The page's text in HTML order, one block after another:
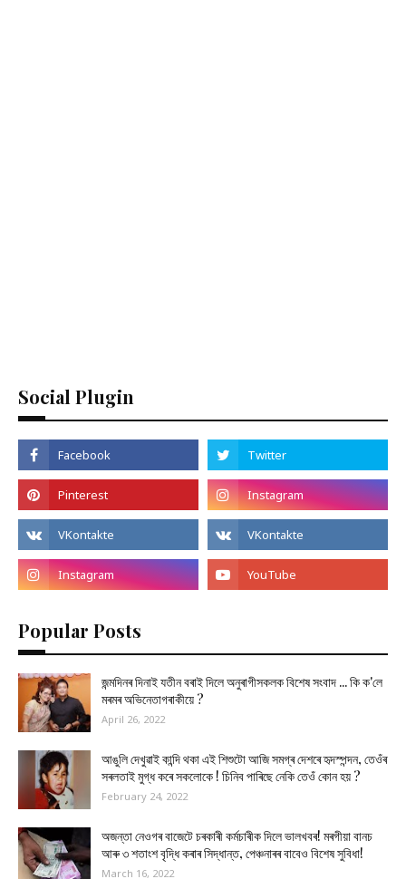
Social Plugin
Popular Posts
জন্মদিনৰ দিনাই যতীন বৰাই দিলে অনুৰাগীসকলক বিশেষ সংবাদ ... কি ক'লে
মৰমৰ অভিনেতাগৰাকীয়ে ?
April 26, 2022
আঙুলি দেখুৱাই কান্দি থকা এই শিশুটো আজি সমগ্ৰ দেশৰে হৃদস্পন্দন, তেওঁৰ
সৰলতাই মুগ্ধ কৰে সকলোকে ! চিনিব পাৰিছে নেকি তেওঁ কোন হয় ?
February 24, 2022
অজন্তা নেওগৰ বাজেটে চৰকাৰী কৰ্মচাৰীক দিলে ভালখবৰ! মৰগীয়া বানচ
আৰু ৩ শতাংশ বৃদ্ধি কৰাৰ সিদ্ধান্ত, পেঞ্চনাৰৰ বাবেও বিশেষ সুবিধা!
March 16, 2022